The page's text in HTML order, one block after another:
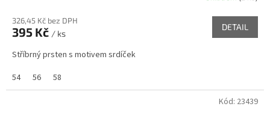
326,45 Kč bez DPH
395 Kč / ks
DETAIL
Stříbrný prsten s motivem srdíček
54
56 58
Kód: 23439